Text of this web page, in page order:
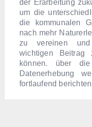
der Erarbeitung
um die
die kommunalen
nach mehr
zu vereinen
wichtigen Beitrag
können. über
Datenerhebung
fortlaufend